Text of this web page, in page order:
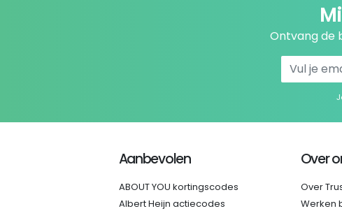
Ontvang de
Aanbevolen
ABOUT YOU kortingscodes
Albert Heijn actiecodes
Over
Over
Werken